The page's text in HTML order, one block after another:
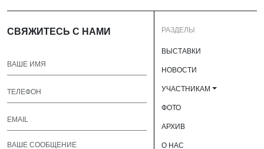
СВЯЖИТЕСЬ С НАМИ РАЗДЕЛЫ
ВЫСТАВКИ
НОВОСТИ
УЧАСТНИКАМ
ФОТО
АРХИВ
О НАС